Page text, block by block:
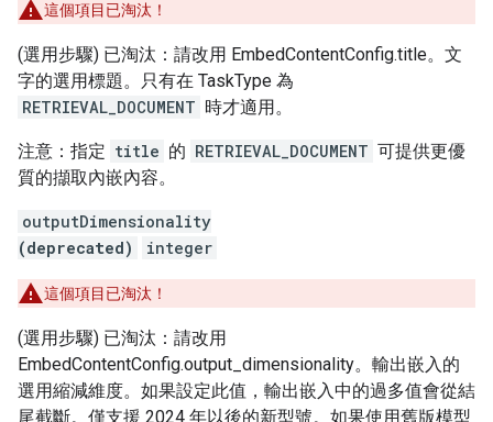
這個項目已淘汰！
(選用步驟) 已淘汰：請改用 EmbedContentConfig.title。文
字的選用標題。只有在 TaskType 為
RETRIEVAL_DOCUMENT 時才適用。
注意：指定 title 的 RETRIEVAL_DOCUMENT 可提供更優
質的擷取內嵌內容。
outputDimensionality
(deprecated)
integer
這個項目已淘汰！
(選用步驟) 已淘汰：請改用
EmbedContentConfig.output_dimensionality。輸出嵌入的
選用縮減維度。如果設定此值，輸出嵌入中的過多值會從結
尾截斷。僅支援 2024 年以後的新型號。如果使用舊版模型